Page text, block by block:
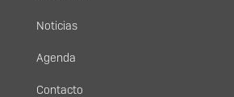
Noticias
Agenda
Contacto